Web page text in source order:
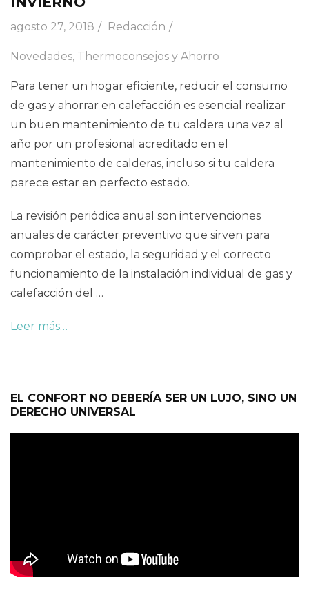
agosto 27, 2018 Redacción
Novedades, Thermoconsejos y Ahorro
Para tener un hogar eficiente, reducir el consumo
de gas y ahorrar en calefacción es esencial realizar
un buen mantenimiento de tu caldera una vez al
año por un profesional acreditado en el
mantenimiento de calderas, incluso si tu caldera
parece estar en perfecto estado.
La revisión periódica anual son intervenciones
anuales de carácter preventivo que sirven para
comprobar el estado, la seguridad y el correcto
funcionamiento de la instalación individual de gas y
calefacción del …
Leer más…
EL CONFORT NO DEBERÍA SER UN LUJO, SINO UN
DERECHO UNIVERSAL